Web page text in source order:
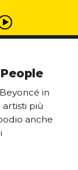
in
più
anche